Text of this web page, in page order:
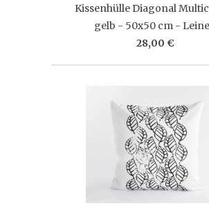
Kissenhülle Diagonal
gelb - 50x50 cm -
28,00 €